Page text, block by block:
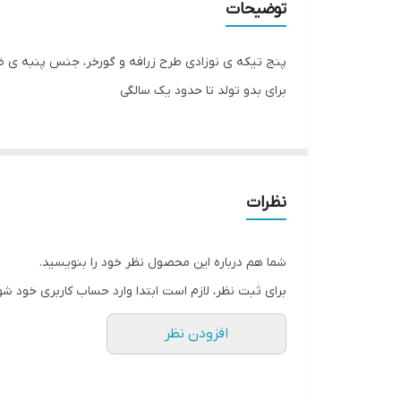
توضیحات
برای بدو تولد تا حدود یک سالگی
نظرات
شما هم درباره این محصول نظر خود را بنویسید.
برای ثبت نظر، لازم است ابتدا وارد حساب کاربری خود
افزودن نظر